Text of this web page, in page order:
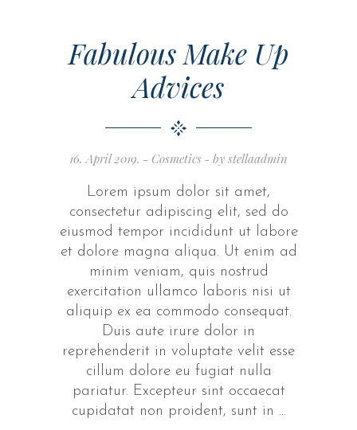
Fabulous Make Up
Advices
16. April 2019. Cosmetics by stellaadmin
Lorem ipsum dolor sit amet,
consectetur adipiscing elit, sed do
eiusmod tempor incididunt ut labore
et dolore magna aliqua. Ut enim ad
minim veniam, quis nostrud
exercitation ullamco laboris nisi ut
aliquip ex ea commodo consequat.
Duis aute irure dolor in
reprehenderit in voluptate velit esse
cillum dolore eu fugiat nulla
pariatur. Excepteur sint occaecat
cupidatat non proident, sunt in